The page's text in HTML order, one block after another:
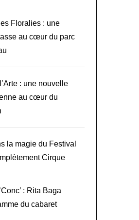
Floralies : une
au cœur du parc
: une nouvelle
au cœur du
la magie du Festival
Cirque
: Rita Baga
du cabaret